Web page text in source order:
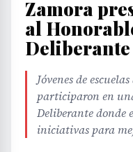
Zamora
al
Deliberante
Jóvenes de
participaron en
Deliberante donde
iniciativas para